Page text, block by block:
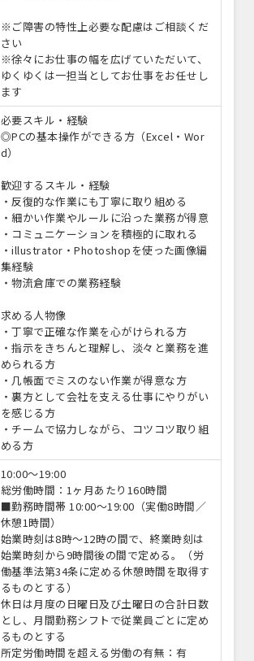
※ご障害の特性上必要な配慮はご相談くだ
さい
※徐々にお仕事の幅を広げていただいて、
ゆくゆくは一担当としてお仕事をお任せし
ます
必要スキル・経験
◎PCの基本操作ができる方（Excel・Wor
d）
歓迎するスキル・経験
・反復的な作業にも丁寧に取り組める
・細かい作業やルールに沿った業務が得意
・コミュニケーションを積極的に取れる
・illustrator・Photoshopを使った画像編
集経験
・物流倉庫での業務経験
求める人物像
・丁寧で正確な作業を心がけられる方
・指示をきちんと理解し、淡々と業務を進
められる方
・几帳面でミスのない作業が得意な方
・裏方として会社を支える仕事にやりがい
を感じる方
・チームで協力しながら、コツコツ取り組
める方
10:00〜19:00
総労働時間：1ヶ月あたり160時間
■勤務時間帯 10:00～19:00（実働8時間／
休憩1時間）
始業時刻は8時～12時の間で、終業時刻は
始業時刻から9時間後の間で定める。（労
働基準法第34条に定める休憩時間を取得す
るものとする）
休日は月度の日曜日及び土曜日の合計日数
とし、月間勤務シフトで従業員ごとに定め
るものとする
所定労働時間を超える労働の有無：有